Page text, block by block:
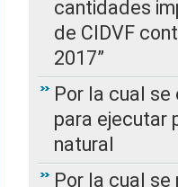
cantidades
de CIDVF
2017”
Por la cual
para ejecutar
natural
Por la cual